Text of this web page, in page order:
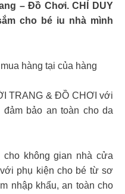
– Đồ Chơi. CHỈ DUY
cho bé iu nhà mình
hàng tại của hàng
TRANG & ĐỒ CHƠI với
bảo an toàn cho da
không gian nhà cửa
phụ kiện cho bé từ sơ
nhập khẩu, an toàn cho